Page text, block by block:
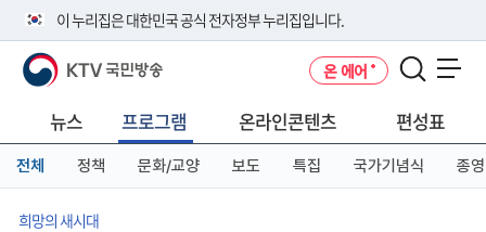
이 누리집은 대한민국 공식 전자정부 누리집입니다.
공식 누리집 주소 확인하기
니다.
이밖에 or.kr 또는 .kr등 다른 도메인 주소를 사용하고 있다면 아래 URL에
서 도메인 주소를 확인해 보세요
KTV 국민방송 온 에어
뉴스 프로그램 온라인콘텐츠 편성표
전체 정책 문화/교양 보도 특집 국가기념식 종영
희망의 새시대